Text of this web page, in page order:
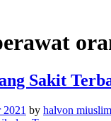
Sakit
2021 by halvon miuslim